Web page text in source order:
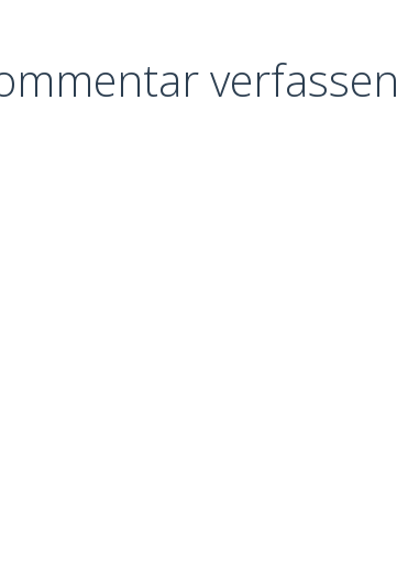
verfassen